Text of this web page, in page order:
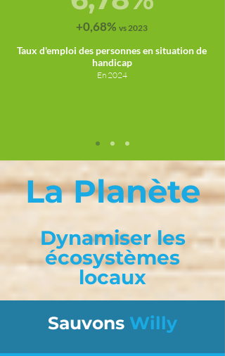
+0,68% vs 2023
Taux d'emploi des personnes en situation de
handicap
En 2024
La Planète
Dynamiser les
écosystèmes
locaux
Sauvons Willy